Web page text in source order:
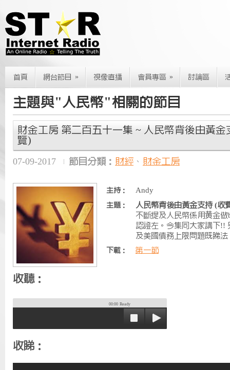
首頁 網台節目 » 視像直播 會員專區 » 討論區
主題與"人民幣"相關的節目
財金工房 第二百五十一集 ~ 人民幣背後由黃金
覽)
07-09-2017 節目分類： 財經 、 財金工房
主持： Andy
主題：
人民幣背後由黃金支持 (收
不斷提及人民幣係用黄金
認證左。今集同大家講下!!
及美國債務上限問題既睇法
下載： 第一節
收聽：
00:00 Ready
收睇：